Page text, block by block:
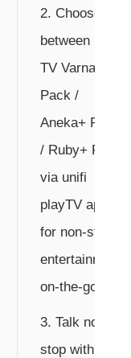
Choose
between unifi
TV Varnam+
Pack /
Aneka+ Pack
/ Ruby+ Pack
via unifi
playTV app
for non-stop
entertainment
on-the-go.
Talk non-
stop with 600